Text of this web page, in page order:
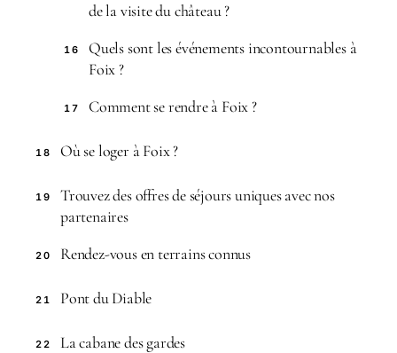
de la visite du château ?
16
Quels sont les événements incontournables à
Foix ?
17 Comment se rendre à Foix ?
18 Où se loger à Foix ?
19
Trouvez des offres de séjours uniques avec nos
partenaires
20 Rendez-vous en terrains connus
21 Pont du Diable
22 La cabane des gardes